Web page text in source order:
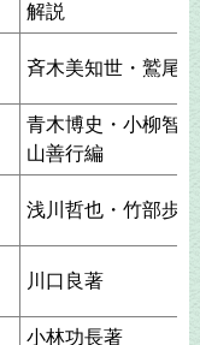
解説
斉木美知世・鷲尾
青木博史・小柳智
山善行編
浅川哲也・竹部歩
川口良著
小林功長著